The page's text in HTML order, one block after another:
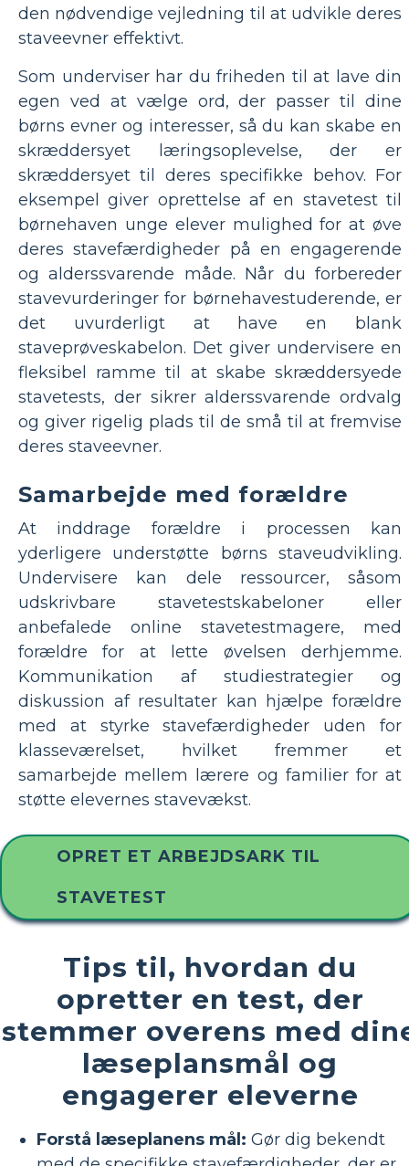
den nødvendige vejledning til at udvikle deres
staveevner effektivt.
Som underviser har du friheden til at lave din
egen ved at vælge ord, der passer til dine
børns evner og interesser, så du kan skabe en
skræddersyet læringsoplevelse, der er
skræddersyet til deres specifikke behov. For
eksempel giver oprettelse af en stavetest til
børnehaven unge elever mulighed for at øve
deres stavefærdigheder på en engagerende
og alderssvarende måde. Når du forbereder
stavevurderinger for børnehavestuderende, er
det uvurderligt at have en blank
staveprøveskabelon. Det giver undervisere en
fleksibel ramme til at skabe skræddersyede
stavetests, der sikrer alderssvarende ordvalg
og giver rigelig plads til de små til at fremvise
deres staveevner.
Samarbejde med forældre
At inddrage forældre i processen kan
yderligere understøtte børns staveudvikling.
Undervisere kan dele ressourcer, såsom
udskrivbare stavetestskabeloner eller
anbefalede online stavetestmagere, med
forældre for at lette øvelsen derhjemme.
Kommunikation af studiestrategier og
diskussion af resultater kan hjælpe forældre
med at styrke stavefærdigheder uden for
klasseværelset, hvilket fremmer et
samarbejde mellem lærere og familier for at
støtte elevernes stavevækst.
OPRET ET ARBEJDSARK TIL
STAVETEST
Tips til, hvordan du
opretter en test, der
stemmer overens med
læseplansmål og
engagerer eleverne
Forstå læseplanens mål: Gør dig bekendt